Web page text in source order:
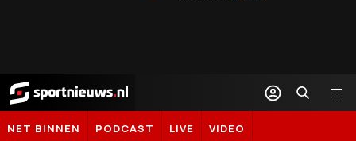
Sportnieuws.nl
NET BINNEN PODCAST LIVE VIDEO